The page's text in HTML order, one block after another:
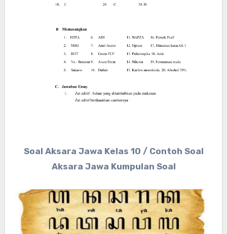
Soal Aksara Jawa Kelas 10 / Contoh Soal
Aksara Jawa Kumpulan Soal